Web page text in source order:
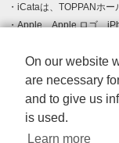
iCataは、TOPPANホー
Apple、Apple ロゴ、
登録された Apple Inc.
クです。
Android、Google Play
す。
Windows は Microsoft
標です。
Adobe、Adobe
On our website
are necessary
and to give us
is used.
Learn more